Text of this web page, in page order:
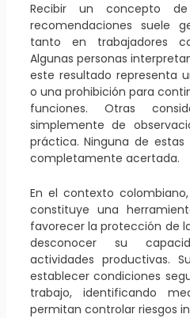
Recibir un concepto
recomendaciones suele
tanto en trabajadores
Algunas personas
este resultado representa
o una prohibición para
funciones. Otras
simplemente de
práctica. Ninguna de
completamente acertada.
En el contexto
constituye una
favorecer la protección de
desconocer su
actividades productivas.
establecer condiciones
trabajo, identificando
permitan controlar riesgos